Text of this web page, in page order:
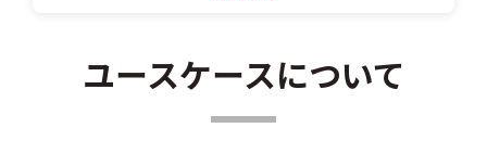
ユースケースについて